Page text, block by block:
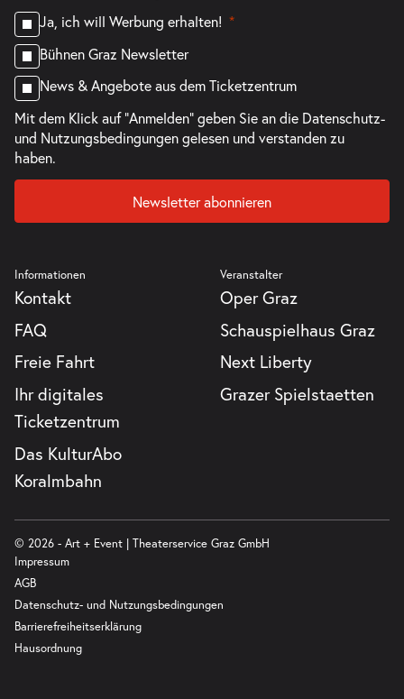
Ja, ich will Werbung erhalten!
Bühnen Graz Newsletter
News & Angebote aus dem Ticketzentrum
Mit dem Klick auf "Anmelden" geben Sie an die Datenschutz-
und Nutzungsbedingungengelesen und verstanden zu
haben.
Newsletter abonnieren
Informationen
Kontakt
FAQ
Freie Fahrt
Ihr digitales
Ticketzentrum
Das KulturAbo
Koralmbahn
Veranstalter
Oper Graz
Schauspielhaus Graz
Next Liberty
Grazer Spielstaetten
© 2026 - Art + Event | Theaterservice Graz GmbH
Impressum
AGB
Datenschutz- und Nutzungsbedingungen
Barrierefreiheitserklärung
Hausordnung